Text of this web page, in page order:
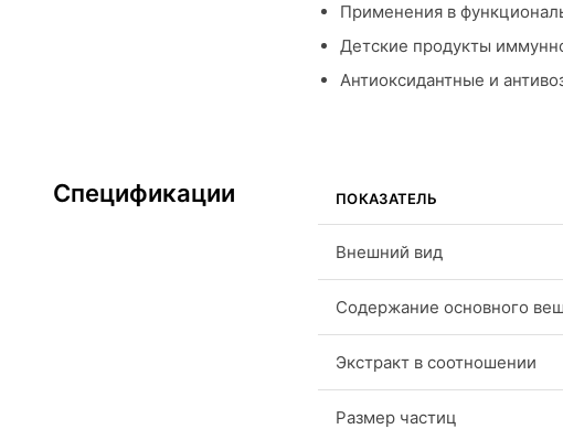
Применения в
Детские продукты
Антиоксидантные и
Спецификации ПОКАЗАТЕЛЬ
Внешний вид
Содержание основного
Экстракт в соотношении
Размер частиц